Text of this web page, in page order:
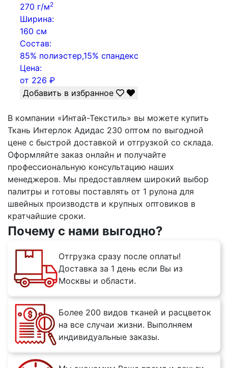
270 г/м2
Ширина:
160 см
Состав:
85% полиэстер,15% спандекс
Цена:
от 226 ₽
Добавить в избранное
В компании «Интай-Текстиль» вы можете купить
Ткань Интерлок Адидас 230 оптом по выгодной
цене с быстрой доставкой и отгрузкой со склада.
Оформляйте заказ онлайн и получайте
профессиональную консультацию наших
менеджеров. Мы предоставляем широкий выбор
палитры и готовы поставлять от 1 рулона для
швейных производств и крупных оптовиков в
кратчайшие сроки.
Почему с нами выгодно?
Отгрузка сразу после оплаты!
Доставка за 1 день если Вы из
Москвы и области.
Более 200 видов тканей и расцветок
на все случаи жизни. Выполняем
индивидуальные заказы.